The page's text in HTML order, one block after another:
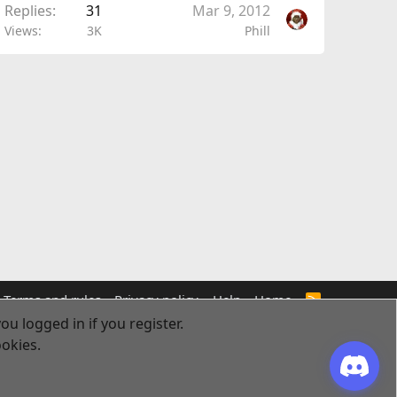
Replies 31
Views 3K
Mar 9, 2012
Phill
Terms and rules Privacy policy Help Home
R
logged in if you register.